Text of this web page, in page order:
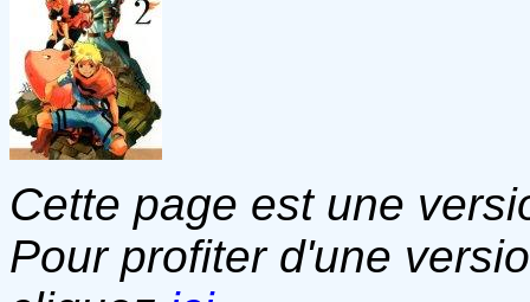
Cette page est une
Pour profiter d'une